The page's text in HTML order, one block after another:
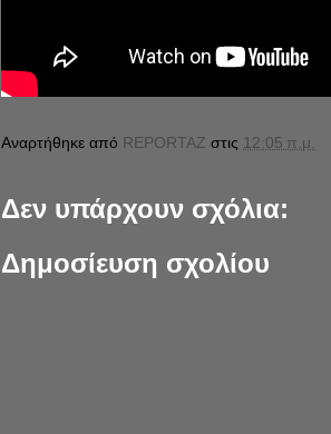
Αναρτήθηκε από REPORTAZ στις 12:05 π.μ.
Δεν υπάρχουν σχόλια:
Δημοσίευση σχολίου